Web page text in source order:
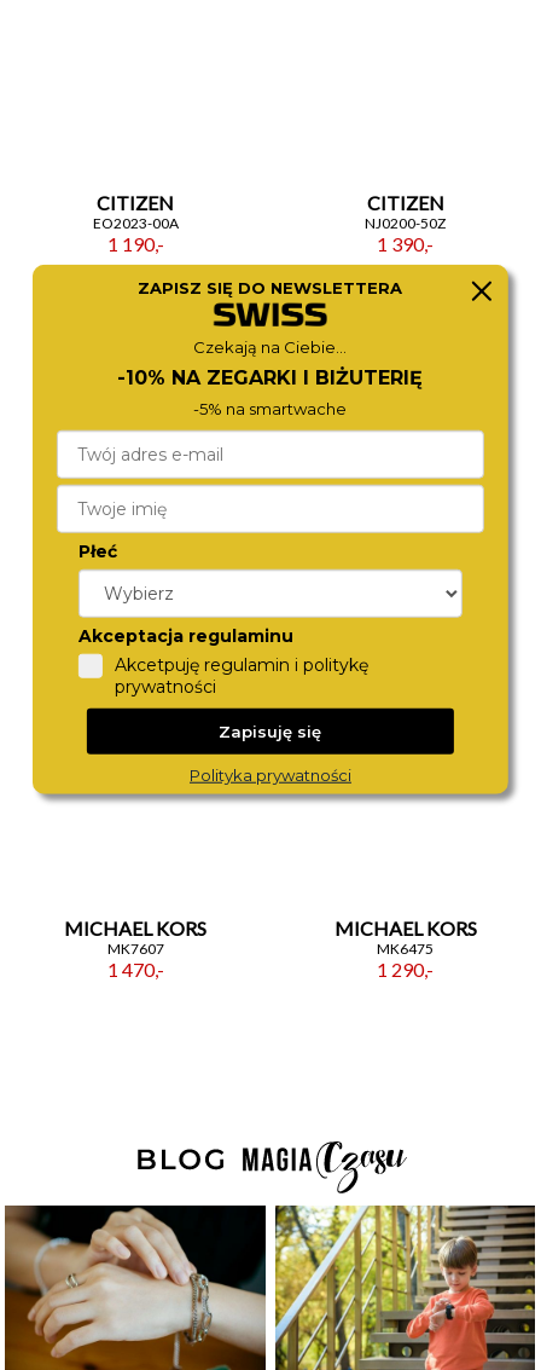
CITIZEN
EO2023-00A
1 190,-
CITIZEN
NJ0200-50Z
1 390,-
CITIZEN
EM1160-58X
1 580,-
CITIZEN
MICHAEL KORS
MK7607
1 470,-
MICHAEL KORS
MK6475
1 290,-
ZAPISZ SIĘ DO NEWSLETTERA
Czekają na Ciebie...
-10% NA ZEGARKI I BIŻUTERIĘ
-5% na smartwache
Płeć
Akceptacja regulaminu
Akcetpuję regulamin i politykę
prywatności
Zapisuję się
Polityka prywatności